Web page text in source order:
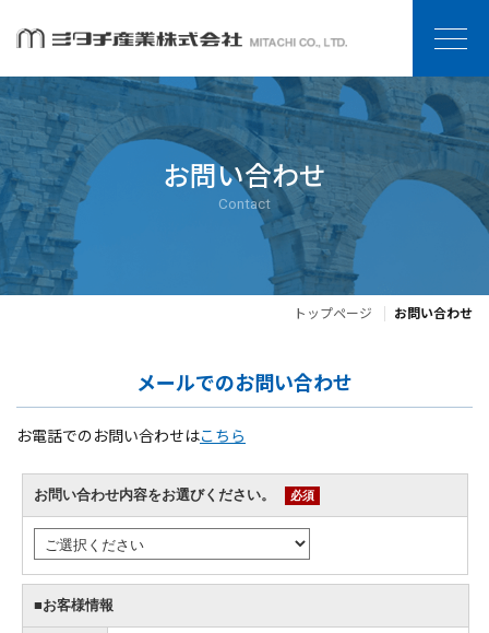
お問い合わせ
Contact
トップページ お問い合わせ
メールでのお問い合わせ
お電話でのお問い合わせはこちら
お問い合わせ内容をお選びください。 必須
■お客様情報